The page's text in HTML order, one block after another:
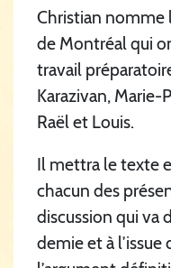
Christian nomme
de Montréal qui
travail
Karazivan, Marie-
Raël et Louis.
Il mettra le texte
chacun des
discussion qui va
demie et à